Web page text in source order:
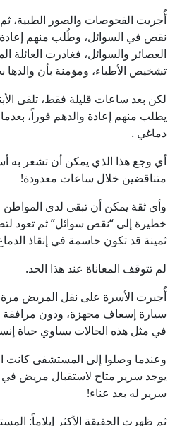
أُجريت الفحوصات والصور الطبية،
نقص في السوائل، وطُلب منهم إعادة
العصائر والسوائل، فغادرت
تشخيص الأطباء، ومؤمنة بأن والدها
لكن بعد ساعات قليلة فقط، تلقى
يطلب منهم إعادة والدهم فوراً،
دماغي .
أي وجع هذا الذي يمكن أن تشعر به
متناقضين خلال ساعات معدودة!
وأي ثقة يمكن أن تبقى لدى
خطيرة إلى “نقص سوائل” ثم تعود
ثمينة قد تكون حاسمة في إنقاذ
لم تتوقف المعاناة عند هذا الحد.
أُجبرت الأسرة على نقل المريض مرة
سيارة إسعاف مجهزة، ودون مرافقة
في مثل هذه الحالات يساوي حياة
وعندما وصلوا إلى المستشفى كانت
يوجد سرير متاح لاستقبال مريض في
سرير له بعد عناء!
ثم ظهرت الحقيقة الأكثر إيلاماً: